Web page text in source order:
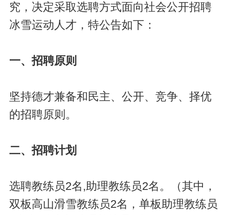
究，决定采取选聘方式面向社会公开招聘
冰雪运动人才，特公告如下：
一、招聘原则
坚持德才兼备和民主、公开、竞争、择优
的招聘原则。
二、招聘计划
选聘教练员2名,助理教练员2名。（其中，
双板高山滑雪教练员2名，单板助理教练员